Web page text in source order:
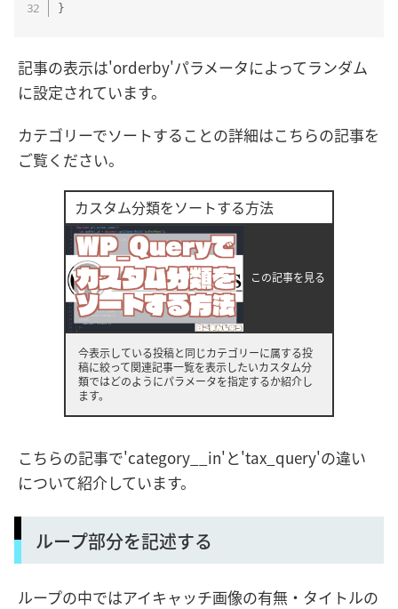
}
記事の表示は'orderby'パラメータによってランダム
に設定されています。
カテゴリーでソートすることの詳細はこちらの記事を
ご覧ください。
カスタム分類をソートする方法
この記事を見る
今表示している投稿と同じカテゴリーに属する投
稿に絞って関連記事一覧を表示したいカスタム分
類ではどのようにパラメータを指定するか紹介し
ます。
こちらの記事で'category__in'と'tax_query'の違い
について紹介しています。
ループ部分を記述する
ループの中ではアイキャッチ画像の有無・タイトルの